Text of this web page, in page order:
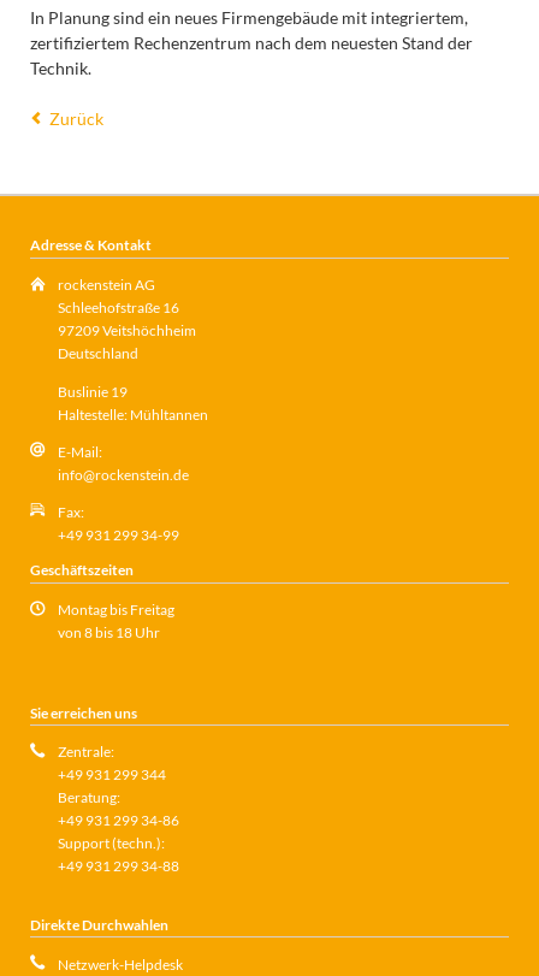
In Planung sind ein neues Firmengebäude mit integriertem,
zertifiziertem Rechenzentrum nach dem neuesten Stand der
Technik.
Zurück
Adresse & Kontakt
rockenstein AG
Schleehofstraße 16
97209 Veitshöchheim
Deutschland
Buslinie 19
Haltestelle: Mühltannen
E-Mail:
info@rockenstein.de
Fax:
+49 931 299 34-99
Geschäftszeiten
Montag bis Freitag
von 8 bis 18 Uhr
Sie erreichen uns
Zentrale:
+49 931 299 344
Beratung:
+49 931 299 34-86
Support (techn.):
+49 931 299 34-88
Direkte Durchwahlen
Netzwerk-Helpdesk